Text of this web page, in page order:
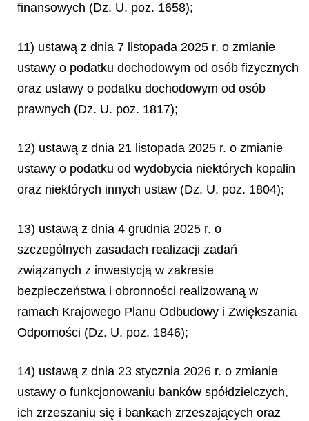
finansowych (Dz. U. poz. 1658);
11) ustawą z dnia 7 listopada 2025 r. o zmianie
ustawy o podatku dochodowym od osób fizycznych
oraz ustawy o podatku dochodowym od osób
prawnych (Dz. U. poz. 1817);
12) ustawą z dnia 21 listopada 2025 r. o zmianie
ustawy o podatku od wydobycia niektórych kopalin
oraz niektórych innych ustaw (Dz. U. poz. 1804);
13) ustawą z dnia 4 grudnia 2025 r. o
szczególnych zasadach realizacji zadań
związanych z inwestycją w zakresie
bezpieczeństwa i obronności realizowaną w
ramach Krajowego Planu Odbudowy i Zwiększania
Odporności (Dz. U. poz. 1846);
14) ustawą z dnia 23 stycznia 2026 r. o zmianie
ustawy o funkcjonowaniu banków spółdzielczych,
ich zrzeszaniu się i bankach zrzeszających oraz